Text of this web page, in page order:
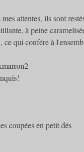
attentes, ils sont
à peine
qui confére à
coupées en petit dés